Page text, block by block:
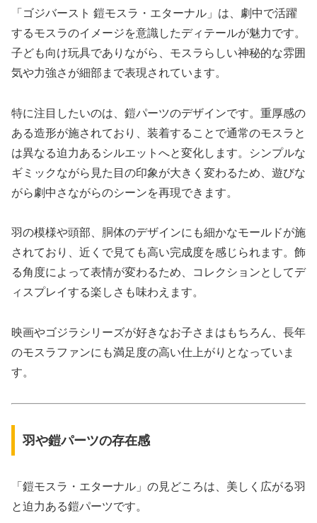
「ゴジバースト 鎧モスラ・エターナル」は、劇中で活躍
するモスラのイメージを意識したディテールが魅力です。
子ども向け玩具でありながら、モスラらしい神秘的な雰囲
気や力強さが細部まで表現されています。
特に注目したいのは、鎧パーツのデザインです。重厚感の
ある造形が施されており、装着することで通常のモスラと
は異なる迫力あるシルエットへと変化します。シンプルな
ギミックながら見た目の印象が大きく変わるため、遊びな
がら劇中さながらのシーンを再現できます。
羽の模様や頭部、胴体のデザインにも細かなモールドが施
されており、近くで見ても高い完成度を感じられます。飾
る角度によって表情が変わるため、コレクションとしてデ
ィスプレイする楽しさも味わえます。
映画やゴジラシリーズが好きなお子さまはもちろん、長年
のモスラファンにも満足度の高い仕上がりとなっていま
す。
羽や鎧パーツの存在感
「鎧モスラ・エターナル」の見どころは、美しく広がる羽
と迫力ある鎧パーツです。